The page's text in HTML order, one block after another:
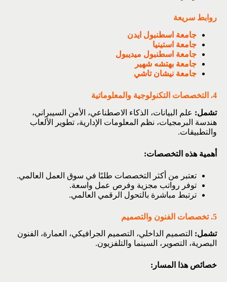
روابط سريعة
جامعة اسطنبول ايدن
جامعة استينيا
جامعة اسطنبول ميديبول
جامعة بهتشه شهير
جامعة نيشان تاشي
4. التخصصات التكنولوجية والمعلوماتية
تشمل: علم البيانات، الذكاء الاصطناعي، الأمن السيبراني،
هندسة البرمجيات، نظم المعلومات الإدارية، تطوير الألعاب
والتطبيقات.
أهمية هذه التخصصات:
تعتبر من أكثر التخصصات طلبًا في سوق العمل العالمي.
توفر رواتب مجزية وفرص عمل واسعة.
ترتبط مباشرة بالتحول الرقمي العالمي.
5. تخصصات الفنون والتصميم
تشمل: التصميم الداخلي، التصميم الجرافيكي، العمارة، الفنون
البصرية، التصوير، السينما والتلفزيون.
خصائص هذا المسار: